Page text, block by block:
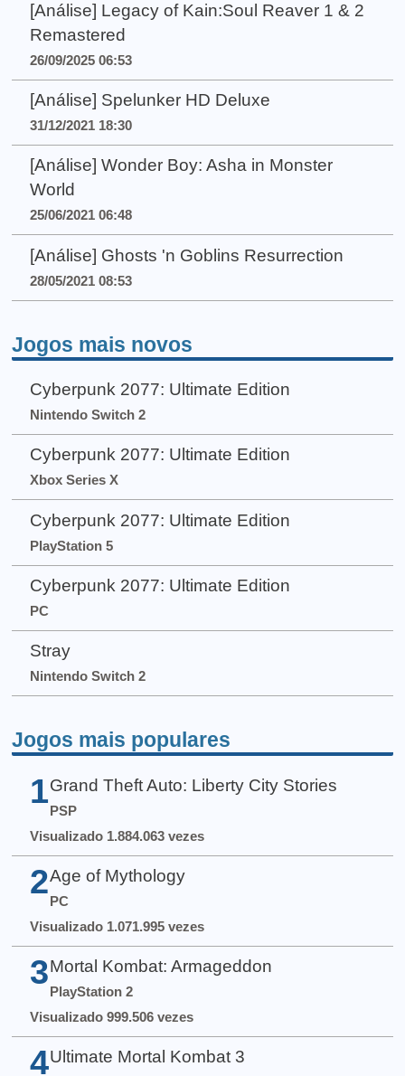
[Análise] Legacy of Kain:Soul Reaver 1 & 2
Remastered
26/09/2025 06:53
[Análise] Spelunker HD Deluxe
31/12/2021 18:30
[Análise] Wonder Boy: Asha in Monster
World
25/06/2021 06:48
[Análise] Ghosts 'n Goblins Resurrection
28/05/2021 08:53
Jogos mais novos
Cyberpunk 2077: Ultimate Edition
Nintendo Switch 2
Cyberpunk 2077: Ultimate Edition
Xbox Series X
Cyberpunk 2077: Ultimate Edition
PlayStation 5
Cyberpunk 2077: Ultimate Edition
PC
Stray
Nintendo Switch 2
Jogos mais populares
1 Grand Theft Auto: Liberty City Stories
PSP
Visualizado 1.884.063 vezes
2 Age of Mythology
PC
Visualizado 1.071.995 vezes
3 Mortal Kombat: Armageddon
PlayStation 2
Visualizado 999.506 vezes
4 Ultimate Mortal Kombat 3